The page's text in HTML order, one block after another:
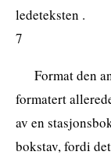
ledeteksten .
7
Format den
formatert
av en
bokstav, fordi